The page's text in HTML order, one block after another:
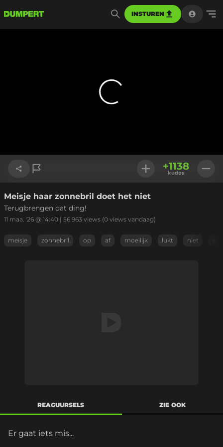
INSTUREN
Link kopiëren
+1138
kudos
Meisje haar zonnebril doet het niet
Terugbrengen dat ding!
11 maa. '26 @ 14:40 | 56.963 views (0 views vandaag)
meisje zonnebril op af moeilijk lukt niet
REAGUURSELS ZIE OOK
Er gaat iets mis...